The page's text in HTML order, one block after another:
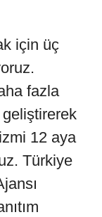
için üç
fazla
geliştirerek
12 aya
Türkiye